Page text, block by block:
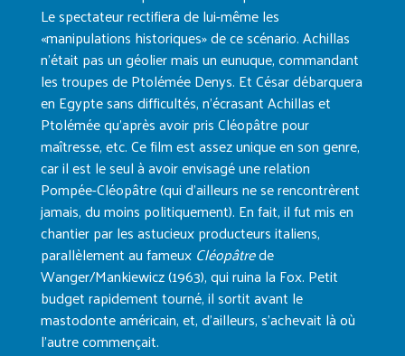
Le spectateur rectifiera de lui-même les
«manipulations historiques» de ce scénario. Achillas
n’était pas un géolier mais un eunuque, commandant
les troupes de Ptolémée Denys. Et César débarquera
en Egypte sans difficultés, n’écrasant Achillas et
Ptolémée qu’après avoir pris Cléopâtre pour
maîtresse, etc. Ce film est assez unique en son genre,
car il est le seul à avoir envisagé une relation
Pompée-Cléopâtre (qui d’ailleurs ne se rencontrèrent
jamais, du moins politiquement). En fait, il fut mis en
chantier par les astucieux producteurs italiens,
parallèlement au fameux Cléopâtrede
Wanger/Mankiewicz (1963), qui ruina la Fox. Petit
budget rapidement tourné, il sortit avant le
mastodonte américain, et, d’ailleurs, s’achevait là où
l’autre commençait.